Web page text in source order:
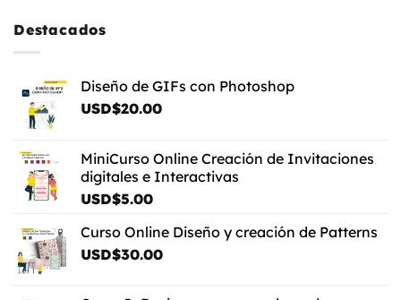
Destacados
Diseño de GIFs con Photoshop
USD$20.00
MiniCurso Online Creación de Invitaciones
digitales e Interactivas
USD$5.00
Curso Online Diseño y creación de Patterns
USD$30.00